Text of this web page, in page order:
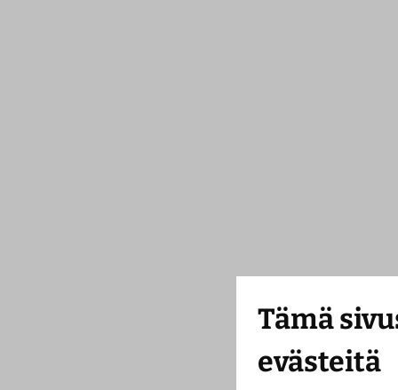
Tämä
evästeitä